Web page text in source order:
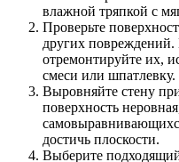
влажной тряпкой с
Проверьте
других
отремонтируйте их,
смеси или шпатлевку.
Выровняйте стену
поверхность
достичь плоскости.
Выберите